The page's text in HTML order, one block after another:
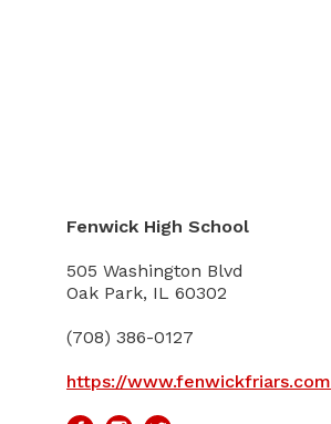
Fenwick High School
505 Washington Blvd
Oak Park, IL 60302
(708) 386-0127
https://www.fenwickfriars.com